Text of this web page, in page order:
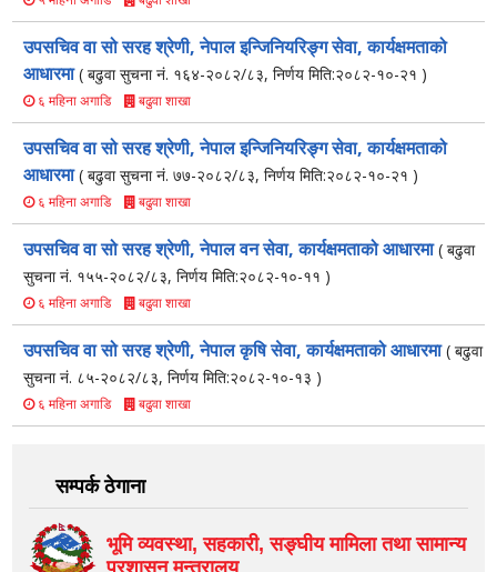
उपसचिव वा सो सरह श्रेणी, नेपाल इन्जिनियरिङ्ग सेवा, कार्यक्षमताको
आधारमा( बढुवा सुचना नं. १६४-२०८२/८३, निर्णय मिति:२०८२-१०-२१ )
६ महिना अगाडि बढुवा शाखा
उपसचिव वा सो सरह श्रेणी, नेपाल इन्जिनियरिङ्ग सेवा, कार्यक्षमताको
आधारमा( बढुवा सुचना नं. ७७-२०८२/८३, निर्णय मिति:२०८२-१०-२१ )
६ महिना अगाडि बढुवा शाखा
उपसचिव वा सो सरह श्रेणी, नेपाल वन सेवा, कार्यक्षमताको आधारमा( बढुवा
सुचना नं. १५५-२०८२/८३, निर्णय मिति:२०८२-१०-११ )
६ महिना अगाडि बढुवा शाखा
उपसचिव वा सो सरह श्रेणी, नेपाल कृषि सेवा, कार्यक्षमताको आधारमा( बढुवा
सुचना नं. ८५-२०८२/८३, निर्णय मिति:२०८२-१०-१३ )
६ महिना अगाडि बढुवा शाखा
सम्पर्क ठेगाना
भूमि व्यवस्था, सहकारी, सङ्‍घीय मामिला तथा सामान्य